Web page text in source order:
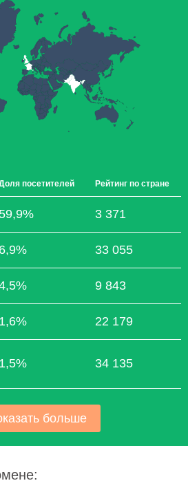
посетителей Рейтинг по стране
3 371
6,9% 33 055
9 843
1,6% 22 179
1,5% 34 135
больше